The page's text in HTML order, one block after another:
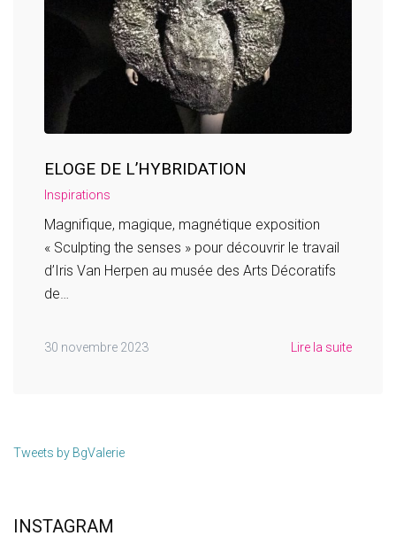
ELOGE DE L’HYBRIDATION
Inspirations
Magnifique, magique, magnétique exposition
« Sculpting the senses » pour découvrir le travail
d’Iris Van Herpen au musée des Arts Décoratifs
de…
30 novembre 2023 Lire la suite
Tweets by BgValerie
INSTAGRAM